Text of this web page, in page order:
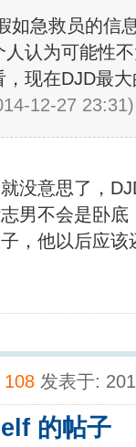
如急救员的信
人认为可能性
，现在DJD最
12-27
没意思了，
男不会是卧
，他以后应
108 发表于:
的帖子